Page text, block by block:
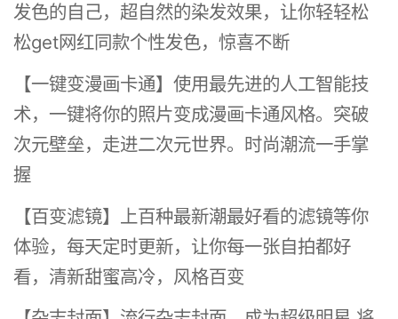
发色的自己，超自然的染发效果，让你轻轻松
松get网红同款个性发色，惊喜不断
【一键变漫画卡通】使用最先进的人工智能技
术，一键将你的照片变成漫画卡通风格。突破
次元壁垒，走进二次元世界。时尚潮流一手掌
握
【百变滤镜】上百种最新潮最好看的滤镜等你
体验，每天定时更新，让你每一张自拍都好
看，清新甜蜜高冷，风格百变